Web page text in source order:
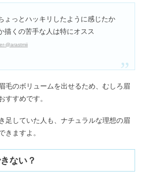
ょっとハッキリしたように感じたか
描くの苦手な人は特にオスス
@arastmii
毛のボリュームを出せるため、むしろ眉
すすめです。
足していた人も、ナチュラルな理想の眉
きますよ。
ない？